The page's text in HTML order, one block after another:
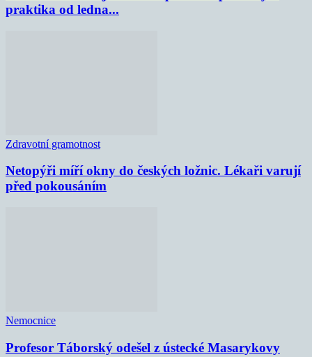
praktika od ledna...
Zdravotní gramotnost
Netopýři míří okny do českých ložnic. Lékaři varují
před pokousáním
Nemocnice
Profesor Táborský odešel z ústecké Masarykovy